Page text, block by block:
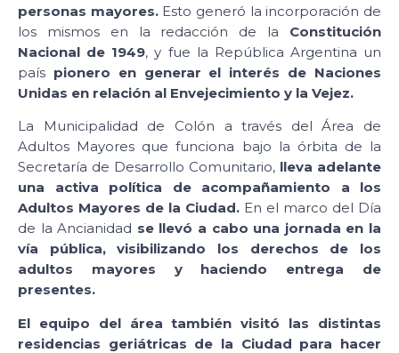
personas mayores.Esto generó la incorporación de
los mismos en la redacción de la Constitución
Nacional de 1949, y fue la República Argentina un
país pionero en generar el interés de Naciones
Unidas en relación al Envejecimiento y la Vejez.
La Municipalidad de Colón a través del Área de
Adultos Mayores que funciona bajo la órbita de la
Secretaría de Desarrollo Comunitario, lleva adelante
una activa política de acompañamiento a los
Adultos Mayores de la Ciudad. En el marco del Día
de la Ancianidad se llevó a cabo una jornada en la
vía pública, visibilizando los derechos de los
adultos mayores y haciendo entrega de
presentes.
El equipo del área también visitó las distintas
residencias geriátricas de la Ciudad para hacer